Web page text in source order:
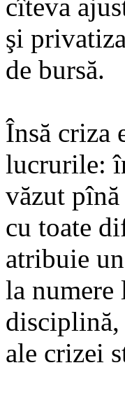
cîteva
şi
de bursă.
Însă criza
lucrurile:
văzut
cu toate
atribuie
la numere
disciplină,
ale crizei